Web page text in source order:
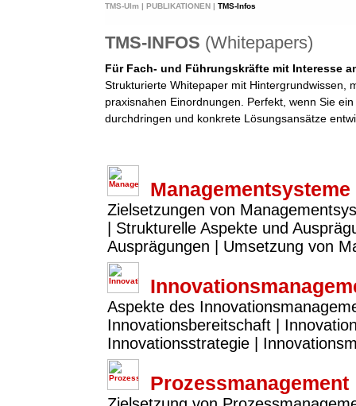
TMS-Ulm | PUBLIKATIONEN | TMS-Infos
TMS-INFOS (Whitepapers)
Für Fach- und Führungskräfte mit Interesse
Strukturierte Whitepaper mit Hintergrundwissen,
praxisnahen Einordnungen. Perfekt, wenn Sie
durchdringen und konkrete Lösungsansätze
Managementsysteme
Zielsetzungen von
| Strukturelle Aspekte und
Ausprägungen | Umsetzung von
Aspekte des
Innovationsbereitschaft |
Innovationsstrategie |
Prozessmanagement